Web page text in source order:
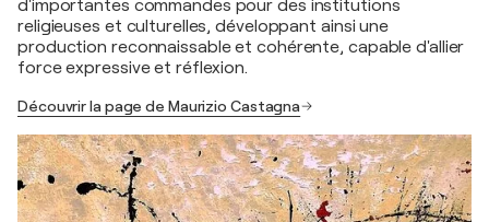
d'importantes commandes pour des institutions
religieuses et culturelles, développant ainsi une
production reconnaissable et cohérente, capable d'allier
force expressive et réflexion.
Découvrir la page de Maurizio Castagna